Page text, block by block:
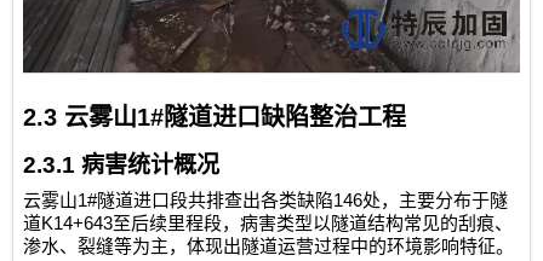
2.3 云雾山1#隧道进口缺陷整治工程
2.3.1病害统计概况
云雾山1#隧道进口段共排查出各类缺陷146处，主要分布于隧
道K14+643至后续里程段，病害类型以隧道结构常见的刮痕、
渗水、裂缝等为主，体现出隧道运营过程中的环境影响特征。